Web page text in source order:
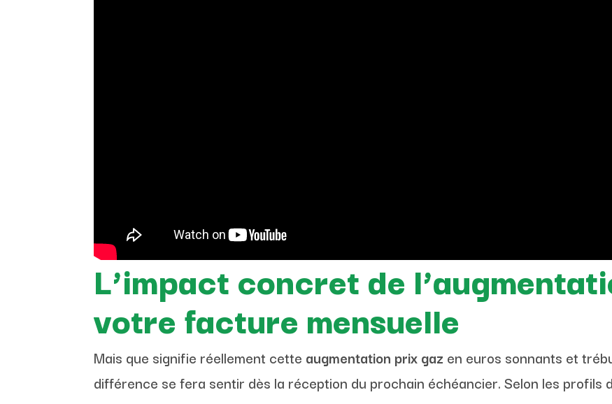
L’impact concret de
votre facture mensuelle
Mais que signifie réellement cette augmentation prix gaz en euros sonnants et
différence se fera sentir dès la réception du prochain échéancier. Selon les profils